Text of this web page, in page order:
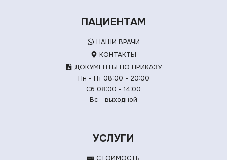
ПАЦИЕНТАМ
НАШИ ВРАЧИ
КОНТАКТЫ
ДОКУМЕНТЫ ПО ПРИКАЗУ
Пн - Пт 08:00 - 20:00
Сб 08:00 - 14:00
Вс - выходной
УСЛУГИ